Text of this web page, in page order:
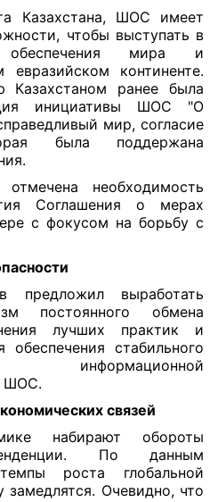
Казахстана, ШОС имеет
чтобы выступать в
обеспечения мира и
евразийском континенте.
ранее была
инициативы ШОС "О
мир, согласие
была поддержана
необходимость
Соглашения о мерах
с фокусом на борьбу с
предложил выработать
постоянного обмена
лучших практик и
стабильного
информационной
ШОС.
связей
набирают обороты
По данным
роста глобальной
Очевидно, что